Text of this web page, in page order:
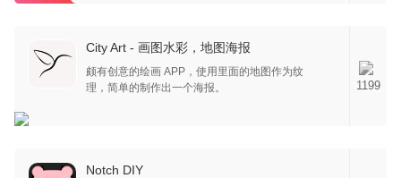
City Art - 画图水彩，地图海报
颇有创意的绘画 APP，使用里面的地图作为纹
理，简单的制作出一个海报。
1199
Notch DIY